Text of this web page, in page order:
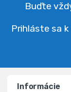
Buďte
Prihláste sa
Informácie